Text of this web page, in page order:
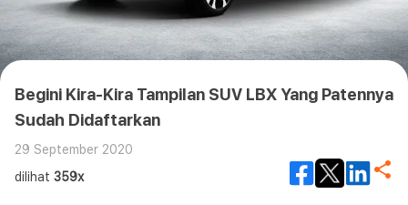
Begini Kira-Kira Tampilan SUV LBX Yang Patennya
Sudah Didaftarkan
29 September 2020
dilihat 359x